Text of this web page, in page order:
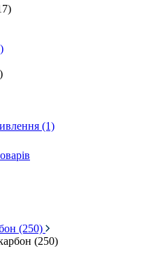
(1)
(250)
(250)